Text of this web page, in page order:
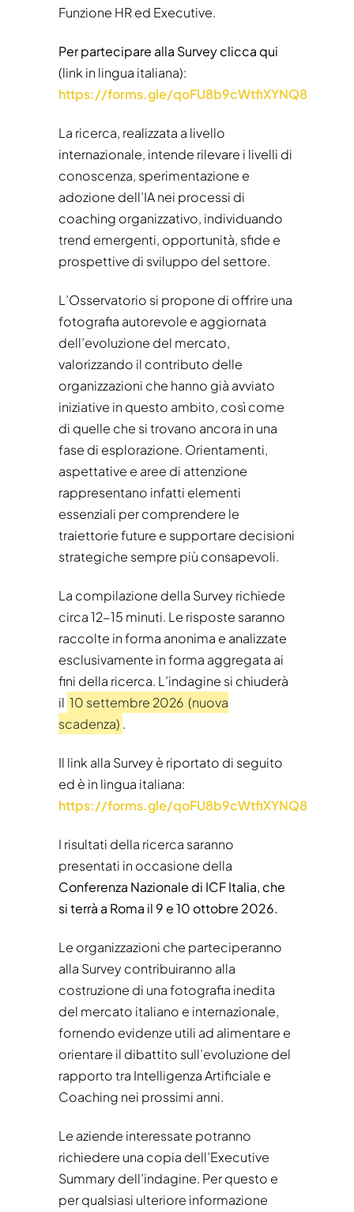
Funzione HR ed Executive.
Per partecipare alla Surveyclicca qui
(link in lingua italiana):
https://forms.gle/qoFU8b9cWtfiXYNQ8
La ricerca, realizzata a livello
internazionale, intende rilevare i livelli di
conoscenza, sperimentazione e
adozione dell’IA nei processi di
coaching organizzativo, individuando
trend emergenti, opportunità, sfide e
prospettive di sviluppo del settore.
L’Osservatorio si propone di offrire una
fotografia autorevole e aggiornata
dell’evoluzione del mercato,
valorizzando il contributo delle
organizzazioni che hanno già avviato
iniziative in questo ambito, così come
di quelle che si trovano ancora in una
fase di esplorazione. Orientamenti,
aspettative e aree di attenzione
rappresentano infatti elementi
essenziali per comprendere le
traiettorie future e supportare decisioni
strategiche sempre più consapevoli.
La compilazione della Survey richiede
circa 12-15 minuti. Le risposte saranno
raccolte in forma anonima e analizzate
esclusivamente in forma aggregata ai
fini della ricerca. L’indagine si chiuderà
il 10 settembre 2026 (nuova
scadenza) .
Il link alla Survey è riportato di seguito
ed è in lingua italiana:
https://forms.gle/qoFU8b9cWtfiXYNQ8
I risultati della ricerca saranno
presentati in occasione della
Conferenza Nazionale di ICF Italia, che
si terrà a Roma il 9 e 10 ottobre 2026.
Le organizzazioni che parteciperanno
alla Survey contribuiranno alla
costruzione di una fotografia inedita
del mercato italiano e internazionale,
fornendo evidenze utili ad alimentare e
orientare il dibattito sull’evoluzione del
rapporto tra Intelligenza Artificiale e
Coaching nei prossimi anni.
Le aziende interessate potranno
richiedere una copia dell’Executive
Summary dell’indagine. Per questo e
per qualsiasi ulteriore informazione